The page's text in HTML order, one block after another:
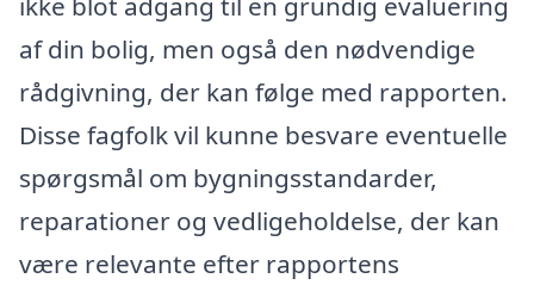
af din bolig, men også den nødvendige
rådgivning, der kan følge med rapporten.
Disse fagfolk vil kunne besvare eventuelle
spørgsmål om bygningsstandarder,
reparationer og vedligeholdelse, der kan
være relevante efter rapportens